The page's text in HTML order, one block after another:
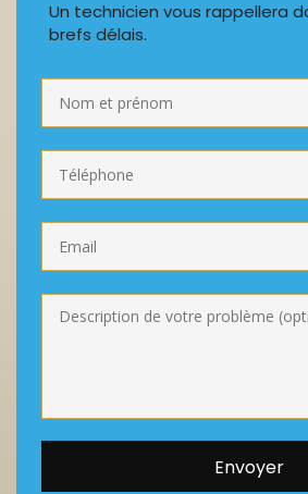
Un technicien vous rappellera
brefs délais.